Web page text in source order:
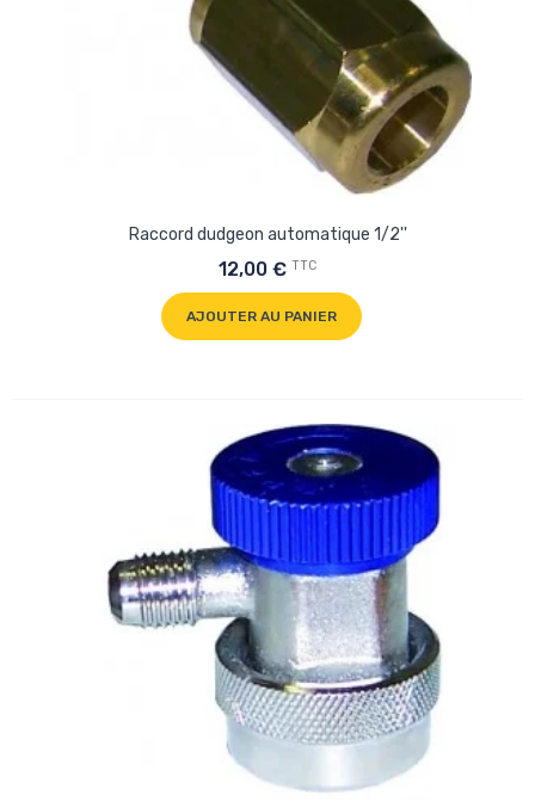
Raccord dudgeon automatique 1/2''
12,00 € TTC
AJOUTER AU PANIER